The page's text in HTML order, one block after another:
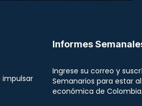
impulsar
Informes
Ingrese su correo y
Semanarios para estar
económica de Colombia.